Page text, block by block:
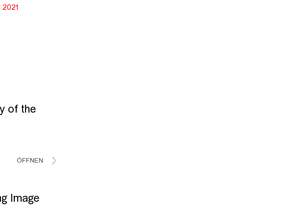
of the
ÖFFNEN
Image